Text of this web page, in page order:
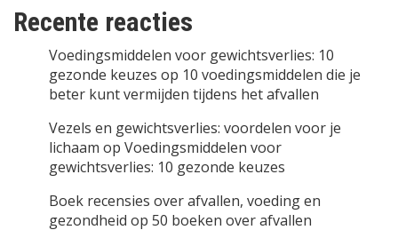
Recente reacties
Voedingsmiddelen voor gewichtsverlies: 10
gezonde keuzes op 10 voedingsmiddelen die je
beter kunt vermijden tijdens het afvallen
Vezels en gewichtsverlies: voordelen voor je
lichaam op Voedingsmiddelen voor
gewichtsverlies: 10 gezonde keuzes
Boek recensies over afvallen, voeding en
gezondheid op 50 boeken over afvallen